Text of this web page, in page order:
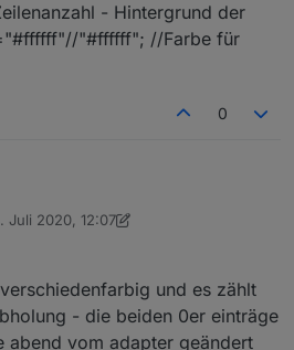
- Hintergrund der
"#ffffff"; //Farbe für
0
sich die Werte in der Tabelle
sollte es sich doch alle 6 Std.
in common gespeichert, hoffe
Juli 2020, 12:07
liv-in-sky
und es zählt
- die beiden 0er einträge
abend vom adapter geändert